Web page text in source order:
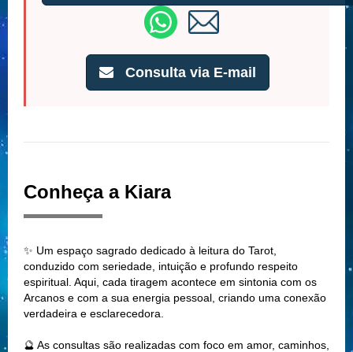
Consulta via E-mail
Conheça a Kiara
✨ Um espaço sagrado dedicado à leitura do Tarot,
conduzido com seriedade, intuição e profundo respeito
espiritual. Aqui, cada tiragem acontece em sintonia com os
Arcanos e com a sua energia pessoal, criando uma conexão
verdadeira e esclarecedora.
🔮 As consultas são realizadas com foco em amor, caminhos,